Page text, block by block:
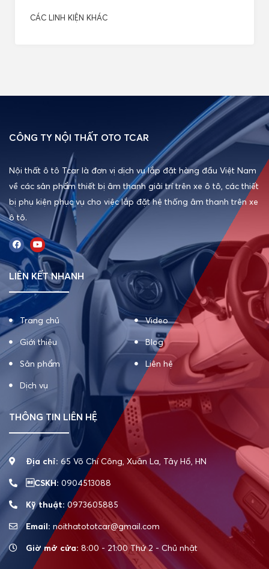
CÁC LINH KIỆN KHÁC
CÔNG TY NỘI THẤT OTO TCAR
Nội thất ô tô Tcar là đơn vị dịch vụ lắp đặt hàng đầu Việt Nam
về các sản phẩm thiết bị âm thanh giải trí trên xe ô tô, các thiết
bị phụ kiện phục vụ cho việc lắp đặt hệ thống âm thanh trên xe
ô tô.
LIÊN KẾT NHANH
Trang chủ
Giới thiệu
Sản phẩm
Dịch vụ
Video
Blog
Liên hệ
THÔNG TIN LIÊN HỆ
Địa chỉ: 65 Võ Chí Công, Xuân La, Tây Hồ, HN
CSKH: 0904513088
Kỹ thuật: 0973605885
Email: noithatototcar@gmail.com
Giờ mở cửa: 8:00 - 21:00 Thứ 2 - Chủ nhật